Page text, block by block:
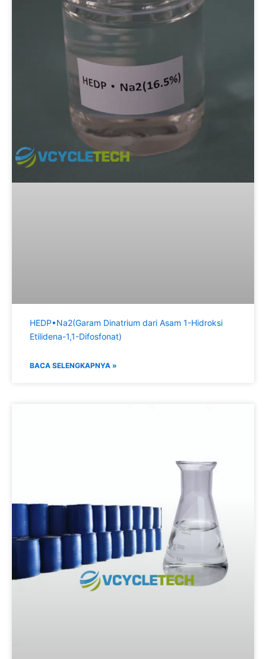
HEDP•Na2(Garam Dinatrium dari Asam 1-Hidroksi
Etilidena-1,1-Difosfonat)
BACA SELENGKAPNYA »